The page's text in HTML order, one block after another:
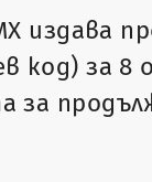
издава
код) за 8
за